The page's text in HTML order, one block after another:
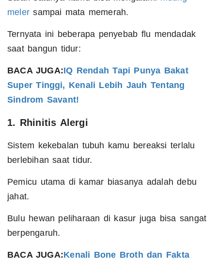
meler sampai mata memerah.
Ternyata ini beberapa penyebab flu mendadak
saat bangun tidur:
BACA JUGA:IQ Rendah Tapi Punya Bakat
Super Tinggi, Kenali Lebih Jauh Tentang
Sindrom Savant!
1. Rhinitis Alergi
Sistem kekebalan tubuh kamu bereaksi terlalu
berlebihan saat tidur.
Pemicu utama di kamar biasanya adalah debu
jahat.
Bulu hewan peliharaan di kasur juga bisa sangat
berpengaruh.
BACA JUGA:Kenali Bone Broth dan Fakta